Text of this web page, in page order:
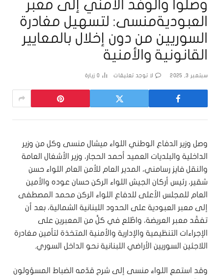
وصلوا والوفد الامني إلى معبر
العبوديةمنسى: لتسهيل مغادرة
السوريين من دون إخلال بالمعايير
القانونية والأمنية
سبتمبر 3, 2025 لا توجد تعليقات 0 زيارة
وصل وزير الدفاع الوطني اللواء ميشال منسى وكل من وزير
الداخلية والبلديات العميد أحمد الحجار، وزير الأشغال العامة
والنقل فايز رسامني، المدير العام للأمن العام اللواء حسن
شقير، رئيس أركان الجيش اللواء الركن حسان عوده والأمين
العام للمجلس الأعلى للدفاع اللواء الركن محمد المصطفى
إلى معبر العبودية على الحدود اللبنانية الشمالية، بعد أن
تفقّد معبر العريضة، واطّلع في كلٍّ من المعبرين على
الإجراءات التنظيمية والإدارية والأمنية المتخذة لتأمين مغادرة
اللاجئين السوريين الأراضي اللبنانية نحو الداخل السوري.
وقد استمع اللواء منسى إلى شرح قدّمه الضباط المسؤولون